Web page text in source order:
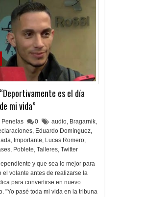
es el día
mi vida”
Penelas 0 audio, Bragarnik,
, Eduardo Domínguez,
, Importante, Lucas Romero,
, Poblete, Talleres, Twitter
y que sea lo mejor para
el volante antes de realizarse la
para convertirse en nuevo
"Yo pasé toda mi vida en la tribuna